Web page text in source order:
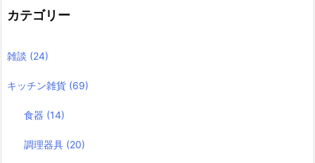
カテゴリー
雑談 (24)
キッチン雑貨 (69)
食器 (14)
調理器具 (20)